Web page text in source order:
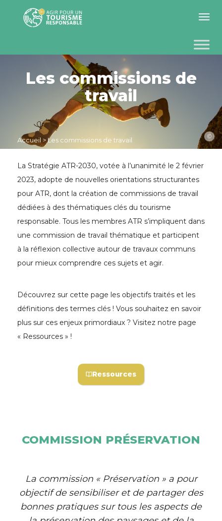
Toggle
Les commissions de
travail
Accueil >Les commissions de travail ©
La Stratégie ATR-2030, votée à l’unanimité le 2 février
2023, adopte de nouvelles orientations structurantes
pour ATR, dont la création de commissions de travail
dédiées à des thématiques clés du tourisme
responsable. Tous les membres ATR s’impliquent dans
une commission de travail thématique et participent
à la réflexion collective autour de travaux communs
pour mieux comprendre ces sujets et agir.
Découvrez sur cette page les objectifs traités et les
définitions des termes clés ! Vous souhaitez en savoir
plus sur ces enjeux primordiaux ? Visitez notre page
« Ressources » !
Ressources
COMMISSION PRÉSERVATION
La commission « Préservation » a pour
objectif de sensibiliser et de partager des
bonnes pratiques sur tous les aspects de